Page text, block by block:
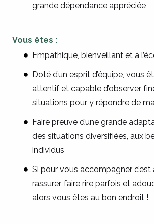
grande dépendance appréciée
Vous êtes :
Empathique, bienveillant et à
Doté d’un esprit d’équipe, vous
attentif et capable d’observer
situations pour y répondre de
Faire preuve d’une grande
des situations diversifiées, aux
individus
Si pour vous accompagner c’est
rassurer, faire rire parfois et
alors vous êtes au bon endroit !